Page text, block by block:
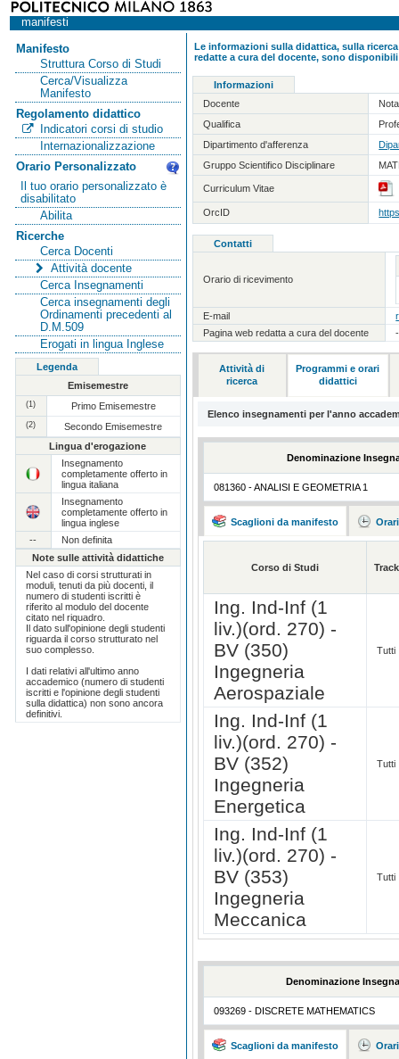
manifesti
Manifesto
Struttura Corso di Studi
Cerca/Visualizza
Manifesto
Regolamento didattico
Indicatori corsi di studio
Internazionalizzazione
Orario Personalizzato
Il tuo orario personalizzato è
disabilitato
Abilita
Ricerche
Cerca Docenti
Attività docente
Cerca Insegnamenti
Cerca insegnamenti degli
Ordinamenti precedenti al
D.M.509
Erogati in lingua Inglese
Legenda
Emisemestre
(1) Primo Emisemestre
(2)
Secondo Emisemestre
Lingua d'erogazione
Insegnamento
completamente offerto in
lingua italiana
Insegnamento
completamente offerto in
lingua inglese
--
Non definita
Note sulle attività didattiche
Nel caso di corsi strutturati in
moduli, tenuti da più docenti, il
numero di studenti iscritti è
riferito al modulo del docente
citato nel riquadro.
Il dato sull'opinione degli studenti
riguarda il corso strutturato nel
suo complesso.
I dati relativi all'ultimo anno
accademico (numero di studenti
iscritti e l'opinione degli studenti
sulla didattica) non sono ancora
definitivi.
Le informazioni sulla didattica, sulla
redatte a cura del docente, sono
Informazioni
Docente
Qualifica
Dipartimento d'afferenza
Gruppo Scientifico Disciplinare
Curriculum Vitae
OrcID
Contatti
Orario di ricevimento
E-mail
Pagina web redatta a cura del docente
Attività di
ricerca
Programmi e orari
didattici
Elenco insegnamenti per l'anno
Denominazione
081360 - ANALISI E GEOMETRIA 1
Scaglioni da manifesto
Corso di Studi Track
Ing. Ind-Inf (1
liv.)(ord. 270) -
BV (350)
Ingegneria
Aerospaziale
Tutti
Ing. Ind-Inf (1
liv.)(ord. 270) -
BV (352)
Ingegneria
Energetica
Tutti
Ing. Ind-Inf (1
liv.)(ord. 270) -
BV (353)
Ingegneria
Meccanica
Tutti
Denominazione
093269 - DISCRETE MATHEMATICS
Scaglioni da manifesto